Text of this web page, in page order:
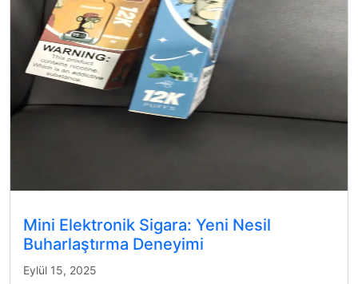
Mini Elektronik Sigara: Yeni Nesil
Buharlaştırma Deneyimi
Eylül 15, 2025